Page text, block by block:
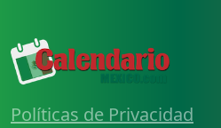
Políticas de Privacidad